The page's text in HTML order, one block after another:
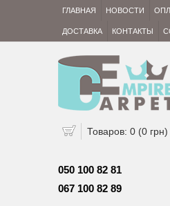
ГЛАВНАЯ НОВОСТИ
ДОСТАВКА КОНТАКТЫ
Товаров: 0 (0 грн)
050 100 82 81
067 100 82 89